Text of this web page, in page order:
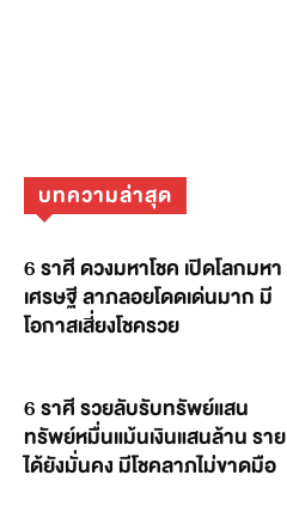
บทความล่าสุด
6 ราศี ดวงมหาโชค เปิดโลกมหา
เศรษฐี ลาภลอยโดดเด่นมาก มี
โอกาสเสี่ยงโชครวย
6 ราศี รวยลับรับทรัพย์แสน
ทรัพย์หมื่นแม้นเงินแสนล้าน ราย
ได้ยังมั่นคง มีโชคลาภไม่ขาดมือ